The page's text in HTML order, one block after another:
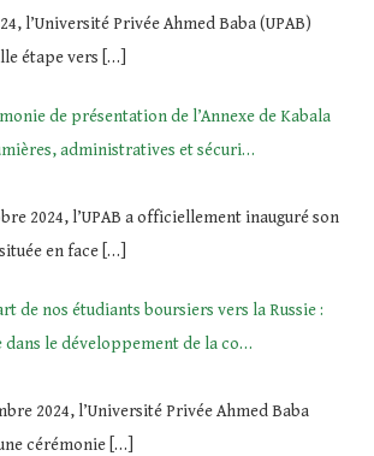
l’Université Privée Ahmed Baba (UPAB)
étape vers […]
de présentation de l’Annexe de Kabala
administratives et sécuri…
2024, l’UPAB a officiellement inauguré son
en face […]
de nos étudiants boursiers vers la Russie :
dans le développement de la co…
2024, l’Université Privée Ahmed Baba
cérémonie […]